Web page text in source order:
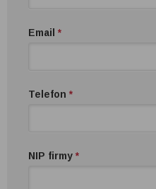
Email *
Telefon *
NIP firmy *